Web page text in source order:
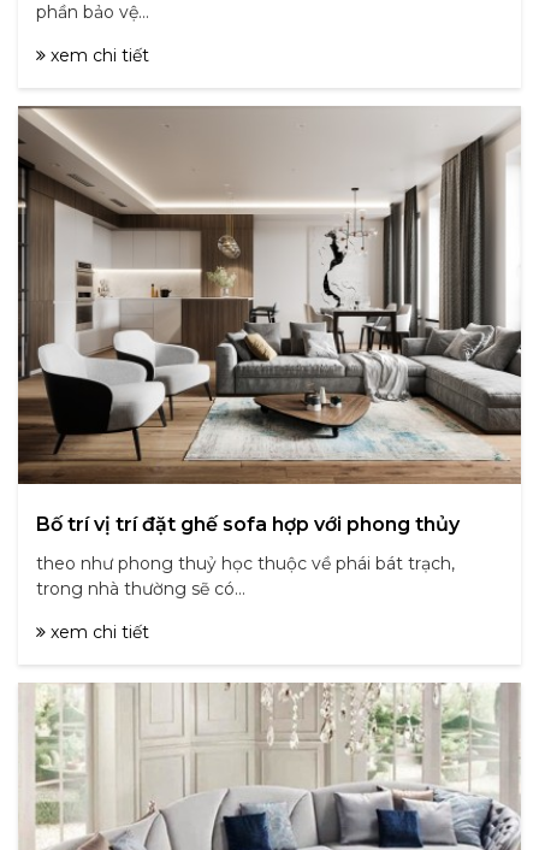
phần bảo vệ...
xem chi tiết
Bố trí vị trí đặt ghế sofa hợp với phong thủy
theo như phong thuỷ học thuộc về phái bát trạch,
trong nhà thường sẽ có...
xem chi tiết